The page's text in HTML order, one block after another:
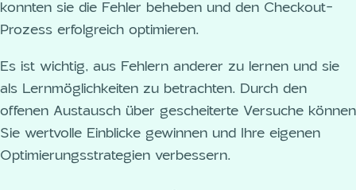
konnten sie die Fehler beheben und den Checkout-
Prozess erfolgreich optimieren.
Es ist wichtig, aus Fehlern anderer zu lernen und sie
als Lernmöglichkeiten zu betrachten. Durch den
offenen Austausch über gescheiterte Versuche können
Sie wertvolle Einblicke gewinnen und Ihre eigenen
Optimierungsstrategien verbessern.